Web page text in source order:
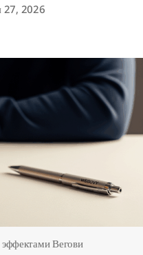
27, 2026
Вегови